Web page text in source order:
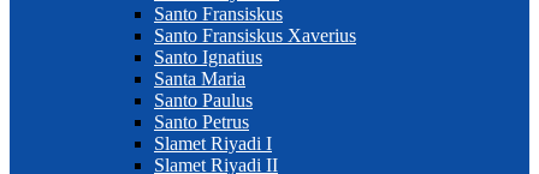
Santo Fransiskus
Santo Fransiskus Xaverius
Santo Ignatius
Santa Maria
Santo Paulus
Santo Petrus
Slamet Riyadi I
Slamet Riyadi II